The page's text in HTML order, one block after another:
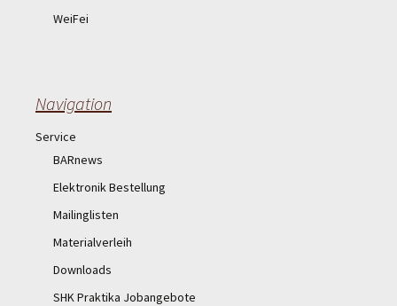
WeiFei
Navigation
Service
BARnews
Elektronik Bestellung
Mailinglisten
Materialverleih
Downloads
SHK Praktika Jobangebote